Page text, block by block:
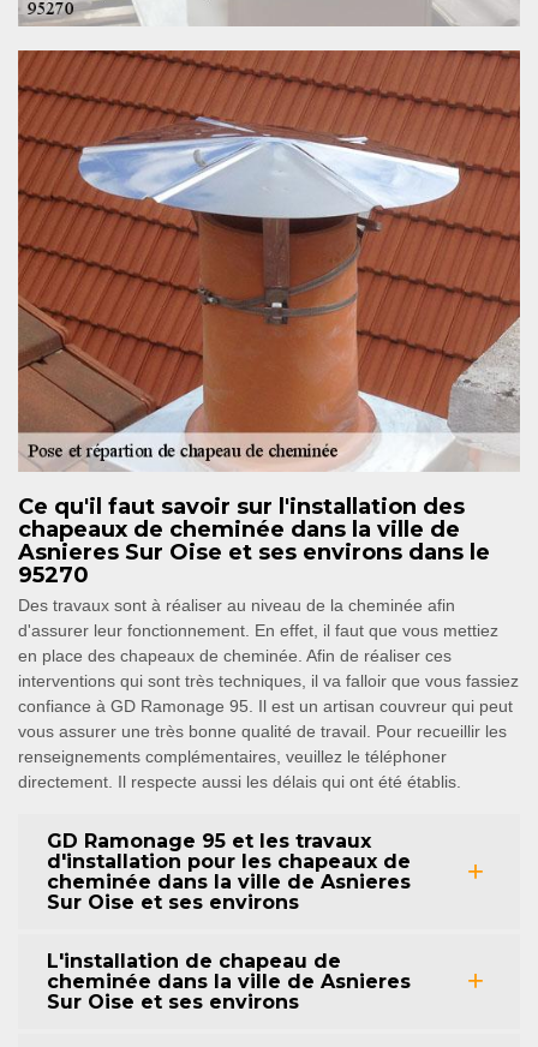
Ce qu'il faut savoir sur l'installation des
chapeaux de cheminée dans la ville de
Asnieres Sur Oise et ses environs dans le
95270
Des travaux sont à réaliser au niveau de la cheminée afin
d'assurer leur fonctionnement. En effet, il faut que vous mettiez
en place des chapeaux de cheminée. Afin de réaliser ces
interventions qui sont très techniques, il va falloir que vous fassiez
confiance à GD Ramonage 95. Il est un artisan couvreur qui peut
vous assurer une très bonne qualité de travail. Pour recueillir les
renseignements complémentaires, veuillez le téléphoner
directement. Il respecte aussi les délais qui ont été établis.
GD Ramonage 95 et les travaux
d'installation pour les chapeaux de
cheminée dans la ville de Asnieres
Sur Oise et ses environs
L'installation de chapeau de
cheminée dans la ville de Asnieres
Sur Oise et ses environs